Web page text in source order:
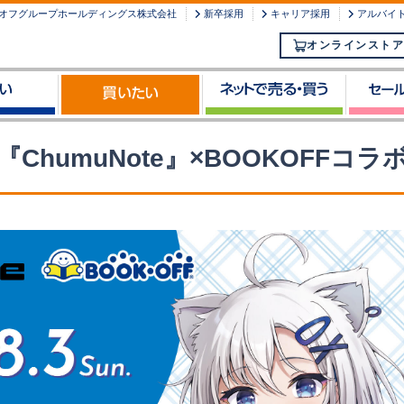
フグループホールディングス株式会社 新卒採用 キャリア採用 アルバイ
オンラインストア
ChumuNote』×BOOKOFFコラ